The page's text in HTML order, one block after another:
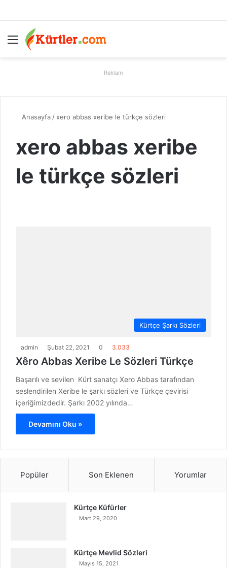
Menü
Reklam
Anasayfa / xero abbas xeribe le türkçe sözleri
xero abbas xeribe
le türkçe sözleri
Kürtçe Şarkı Sözleri
admin Şubat 22, 2021 0 3.033
Xêro Abbas Xeribe Le Sözleri Türkçe
Başarılı ve sevilen Kürt sanatçı Xero Abbas tarafından
seslendirilen Xeribe le şarkı sözleri ve Türkçe çevirisi
içeriğimizdedir. Şarkı 2002 yılında…
Devamını Oku »
Popüler Son Eklenen Yorumlar
Kürtçe Küfürler
Mart 29, 2020
Kürtçe Mevlid Sözleri
Mayıs 15, 2021